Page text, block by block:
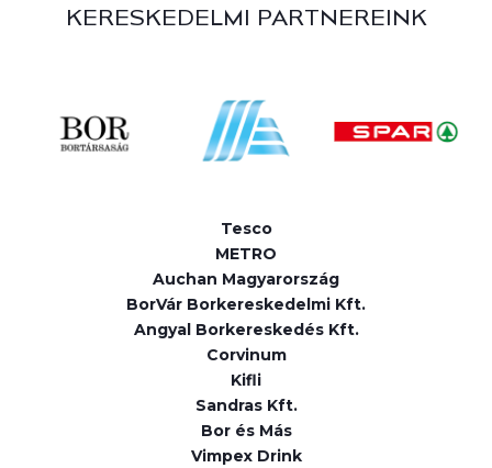
KERESKEDELMI PARTNEREINK
Tesco
METRO
Auchan Magyarország
BorVár Borkereskedelmi Kft.
Angyal Borkereskedés Kft.
Corvinum
Kifli
Sandras Kft.
Bor és Más
Vimpex Drink